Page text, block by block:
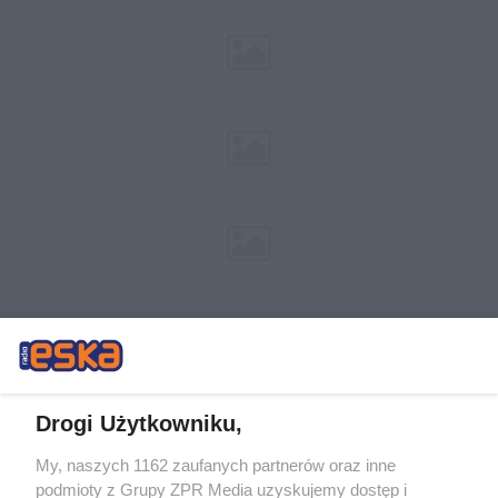
Drogi Użytkowniku,
My, naszych 1162 zaufanych partnerów oraz inne
podmioty z Grupy ZPR Media uzyskujemy dostęp i